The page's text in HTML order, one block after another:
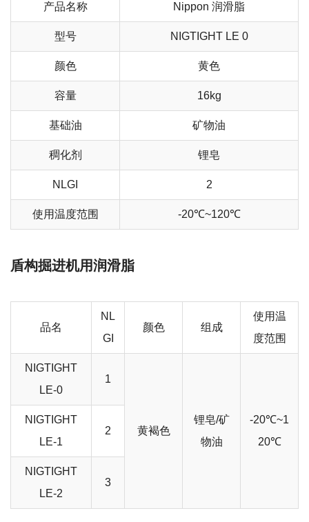
产品名称 Nippon 润滑脂
型号 NIGTIGHT LE 0
颜色 黄色
容量 16kg
基础油 矿物油
稠化剂 锂皂
NLGI 2
使用温度范围 -20℃~120℃
盾构掘进机用润滑脂
品名
NL
GI
颜色 组成
使用温
度范围
NIGTIGHT
LE-0
1
黄褐色
锂皂/矿
物油
-20℃~1
20℃
NIGTIGHT
LE-1
2
NIGTIGHT
LE-2
3